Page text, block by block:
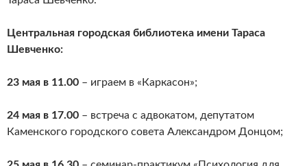
Центральная городская библиотека имени Тараса
Шевченко:
23 мая в 11.00 – играем в «Каркасон»;
24 мая в 17.00 – встреча с адвокатом, депутатом
Каменского городского совета Александром Донцом;